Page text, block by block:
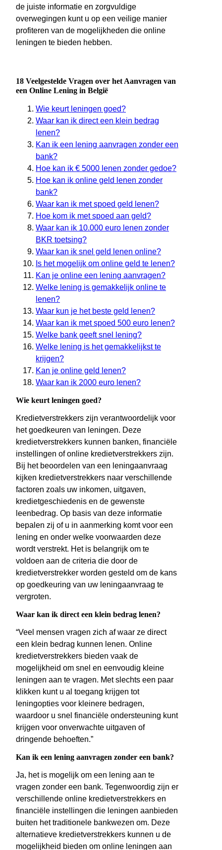
de juiste informatie en zorgvuldige
overwegingen kunt u op een veilige manier
profiteren van de mogelijkheden die online
leningen te bieden hebben.
18 Veelgestelde Vragen over het Aanvragen van
een Online Lening in België
Wie keurt leningen goed?
Waar kan ik direct een klein bedrag
lenen?
Kan ik een lening aanvragen zonder een
bank?
Hoe kan ik € 5000 lenen zonder gedoe?
Hoe kan ik online geld lenen zonder
bank?
Waar kan ik met spoed geld lenen?
Hoe kom ik met spoed aan geld?
Waar kan ik 10.000 euro lenen zonder
BKR toetsing?
Waar kan ik snel geld lenen online?
Is het mogelijk om online geld te lenen?
Kan je online een lening aanvragen?
Welke lening is gemakkelijk online te
lenen?
Waar kun je het beste geld lenen?
Waar kan ik met spoed 500 euro lenen?
Welke bank geeft snel lening?
Welke lening is het gemakkelijkst te
krijgen?
Kan je online geld lenen?
Waar kan ik 2000 euro lenen?
Wie keurt leningen goed?
Kredietverstrekkers zijn verantwoordelijk voor
het goedkeuren van leningen. Deze
kredietverstrekkers kunnen banken, financiële
instellingen of online kredietverstrekkers zijn.
Bij het beoordelen van een leningaanvraag
kijken kredietverstrekkers naar verschillende
factoren zoals uw inkomen, uitgaven,
kredietgeschiedenis en de gewenste
leenbedrag. Op basis van deze informatie
bepalen zij of u in aanmerking komt voor een
lening en onder welke voorwaarden deze
wordt verstrekt. Het is belangrijk om te
voldoen aan de criteria die door de
kredietverstrekker worden gesteld om de kans
op goedkeuring van uw leningaanvraag te
vergroten.
Waar kan ik direct een klein bedrag lenen?
“Veel mensen vragen zich af waar ze direct
een klein bedrag kunnen lenen. Online
kredietverstrekkers bieden vaak de
mogelijkheid om snel en eenvoudig kleine
leningen aan te vragen. Met slechts een paar
klikken kunt u al toegang krijgen tot
leningopties voor kleinere bedragen,
waardoor u snel financiële ondersteuning kunt
krijgen voor onverwachte uitgaven of
dringende behoeften.”
Kan ik een lening aanvragen zonder een bank?
Ja, het is mogelijk om een lening aan te
vragen zonder een bank. Tegenwoordig zijn er
verschillende online kredietverstrekkers en
financiële instellingen die leningen aanbieden
buiten het traditionele bankwezen om. Deze
alternatieve kredietverstrekkers kunnen u de
mogelijkheid bieden om online leningen aan